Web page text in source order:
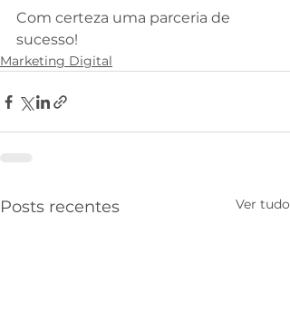
Com certeza uma parceria de
sucesso!
Marketing Digital
Posts recentes Ver tudo